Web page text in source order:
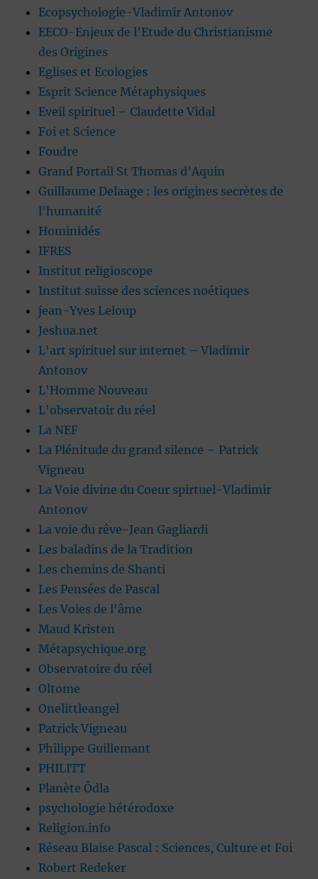
Ecopsychologie-Vladimir Antonov
EECO-Enjeux de l'Etude du Christianisme
des Origines
Eglises et Ecologies
Esprit Science Métaphysiques
Eveil spirituel – Claudette Vidal
Foi et Science
Foudre
Grand Portail St Thomas d'Aquin
Guillaume Delaage : les origines secrètes de
l'humanité
Hominidés
IFRES
Institut religioscope
Institut suisse des sciences noétiques
jean-Yves Leloup
Jeshua.net
L'art spirituel sur internet – Vladimir
Antonov
L'Homme Nouveau
L'observatoir du réel
La NEF
La Plénitude du grand silence – Patrick
Vigneau
La Voie divine du Coeur spirtuel-Vladimir
Antonov
La voie du rêve-Jean Gagliardi
Les baladins de la Tradition
Les chemins de Shanti
Les Pensées de Pascal
Les Voies de l'âme
Maud Kristen
Métapsychique.org
Observatoire du réel
Oltome
Onelittleangel
Patrick Vigneau
Philippe Guillemant
PHILITT
Planète Ôdla
psychologie hétérodoxe
Religion.info
Réseau Blaise Pascal : Sciences, Culture et Foi
Robert Redeker